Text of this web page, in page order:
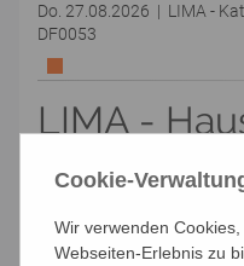
Do. 27.08.2026 | LIMA -
DF0053
LIMA -
1140 Wien,
Cookie-
Wir verwenden
Webseiten-Erlebnis zu